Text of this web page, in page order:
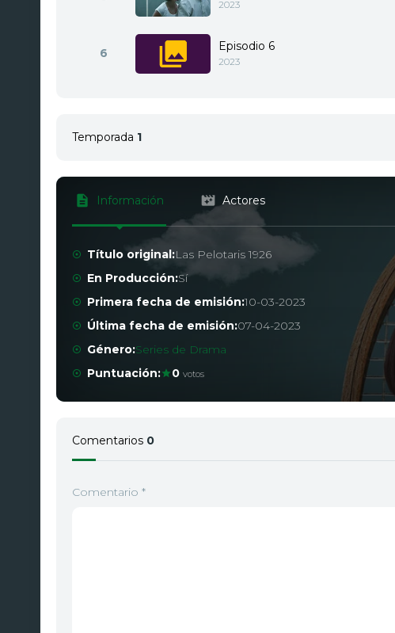
2023
6 Episodio 6
2023
Temporada 1
2 Episodio 2
3
2023
4
2023
5
6
Información Actores
Título original:Las Pelotaris 1926
En Producción:Sí
Primera fecha de emisión:10-03-2023
Última fecha de emisión:07-04-2023
Género:Series de Drama
Puntuación:
0 votos
Comentarios 0
Comentario *